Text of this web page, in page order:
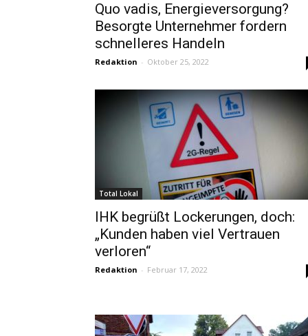
Quo vadis, Energieversorgung?
Besorgte Unternehmer fordern
schnelleres Handeln
Redaktion - Oktober 25, 2022
Total Lokal
IHK begrüßt Lockerungen, doch:
„Kunden haben viel Vertrauen
verloren“
Redaktion - Februar 17, 2022